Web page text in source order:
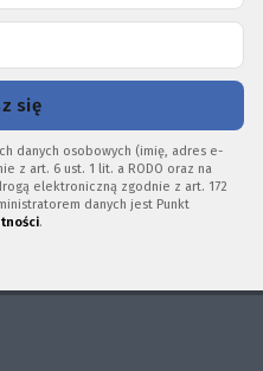
się
danych osobowych (imię, adres e-
z art. 6 ust. 1 lit. a RODO oraz na
elektroniczną zgodnie z art. 172
danych jest Punkt
.